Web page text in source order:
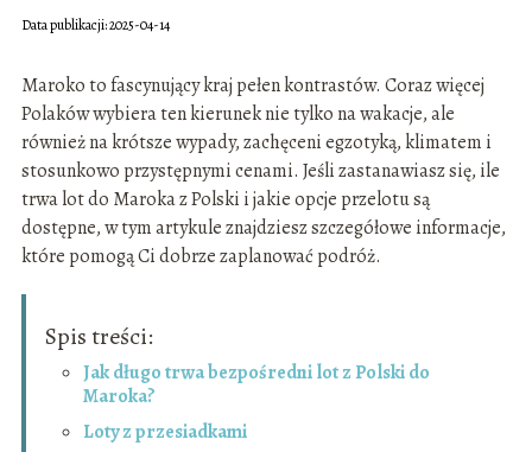
Data publikacji: 2025-04-14
Maroko to fascynujący kraj pełen kontrastów. Coraz więcej
Polaków wybiera ten kierunek nie tylko na wakacje, ale
również na krótsze wypady, zachęceni egzotyką, klimatem i
stosunkowo przystępnymi cenami. Jeśli zastanawiasz się, ile
trwa lot do Maroka z Polski i jakie opcje przelotu są
dostępne, w tym artykule znajdziesz szczegółowe informacje,
które pomogą Ci dobrze zaplanować podróż.
Spis treści:
Jak długo trwa bezpośredni lot z Polski do
Maroka?
Loty z przesiadkami